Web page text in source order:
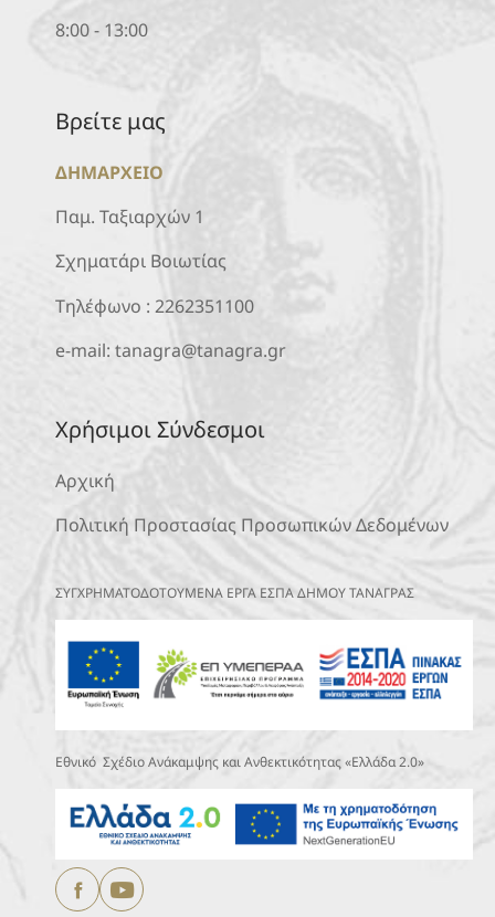
8:00 - 13:00
Βρείτε μας
ΔΗΜΑΡΧΕΙΟ
Παμ. Ταξιαρχών 1
Σχηματάρι Βοιωτίας
Τηλέφωνο : 2262351100
e-mail: tanagra@tanagra.gr
Χρήσιμοι Σύνδεσμοι
Αρχική
Πολιτική Προστασίας Προσωπικών Δεδομένων
ΣΥΓΧΡΗΜΑΤΟΔΟΤΟΥΜΕΝΑ ΕΡΓΑ ΕΣΠΑ ΔΗΜΟΥ ΤΑΝΑΓΡΑΣ
Εθνικό Σχέδιο Ανάκαμψης και Ανθεκτικότητας «Ελλάδα 2.0»